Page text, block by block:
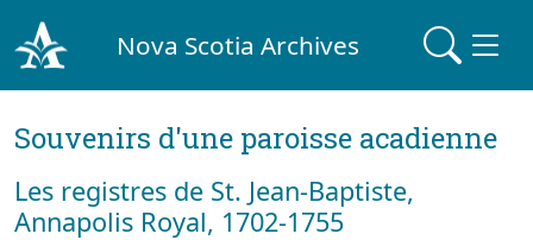
Nova Scotia Archives
Souvenirs d'une paroisse acadienne
Les registres de St. Jean-Baptiste,
Annapolis Royal, 1702-1755